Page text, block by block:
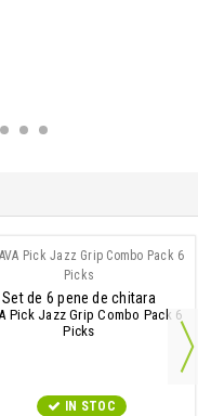
Set de 6 pene de chitara
Pick Jazz Grip Combo Pack 6
Picks
IN STOC